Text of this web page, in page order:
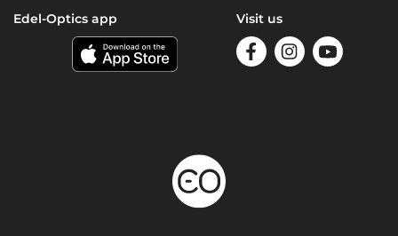
Edel-Optics app Visit us